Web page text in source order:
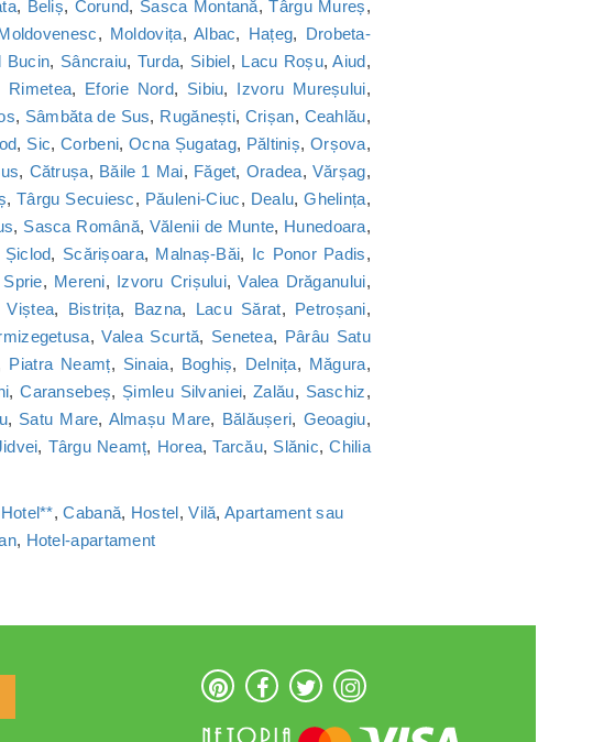
, Beliș, Corund, Sasca Montană,Târgu Mureș,
, Moldovița, Albac, Hațeg, Drobeta-
Bucin, Sâncraiu, Turda, Sibiel, Lacu Roșu,Aiud,
Rimetea, Eforie Nord, Sibiu, Izvoru Mureșului,
, Sâmbăta de Sus, Rugănești, Crișan, Ceahlău,
, Sic,Corbeni, Ocna Șugatag, Păltiniș, Orșova,
, Cătrușa, Băile 1 Mai, Făget, Oradea, Vărșag,
,Târgu Secuiesc, Păuleni-Ciuc, Dealu,Ghelința,
, Sasca Română, Vălenii de Munte, Hunedoara,
Șiclod, Scărișoara, Malnaș-Băi, Ic Ponor Padis,
, Mereni, Izvoru Crișului,Valea Drăganului,
Viștea, Bistrița, Bazna, Lacu Sărat, Petroșani,
,Valea Scurtă, Senetea, Pârâu Satu
Piatra Neamț, Sinaia, Boghiș, Delnița, Măgura,
,Caransebeș, Șimleu Silvaniei,Zalău, Saschiz,
, Satu Mare, Almașu Mare, Bălăușeri, Geoagiu,
, Târgu Neamț, Horea,Tarcău, Slănic,Chilia
Hotel**,Cabană, Hostel,Vilă,Apartament sau
, Hotel-apartament